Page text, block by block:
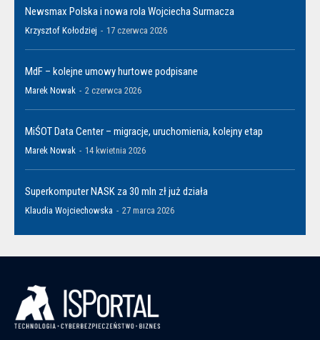
Newsmax Polska i nowa rola Wojciecha Surmacza
Krzysztof Kołodziej - 17 czerwca 2026
MdF – kolejne umowy hurtowe podpisane
Marek Nowak - 2 czerwca 2026
MiŚOT Data Center – migracje, uruchomienia, kolejny etap
Marek Nowak - 14 kwietnia 2026
Superkomputer NASK za 30 mln zł już działa
Klaudia Wojciechowska - 27 marca 2026